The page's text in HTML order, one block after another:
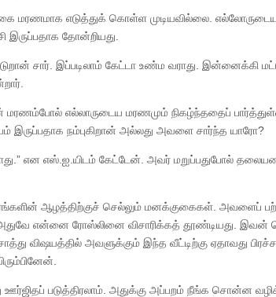
எடுத்துக் கொள்ள முடியவில்லை. எல்லோருடைய
இருப்பதாக தோன்றியது.
சார். இப்படிலாம் கேட்டா உண்ம வராது. இன்னைக்கி
எல்லாருடைய மரணமும் நிகழ்ந்ததைப்
நம்புகிறான் அல்லது அவளை சார்ந்த யாரோ?
என எஸ்.ஐ.யிடம் கேட்டேன். அவர் மறுப்பதுபோல்
ஆழத்திற்குச் செல்லும் மனக்குகைகள். அவளைப்
என்னை ரோஸ்லினை விசாரிக்கத் தூண்டியது. இவன்
விஷயத்தில் அவளுக்கும் இந்த வீட்டிற்கு ஏதாவது
படுத்திரலாம். அதுக்கு அப்பறம் நீங்க சொன்ன